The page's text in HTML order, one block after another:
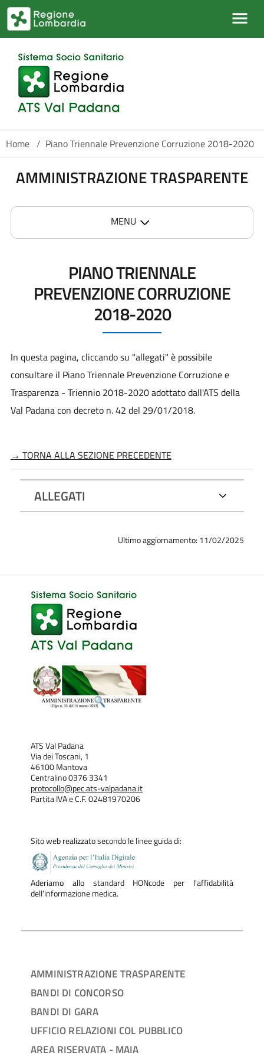
Salta al contenuto principale
Home / Piano Triennale Prevenzione Corruzione 2018-2020
AMMINISTRAZIONE TRASPARENTE
MENU
PIANO TRIENNALE
PREVENZIONE CORRUZIONE
2018-2020
In questa pagina, cliccando su "allegati" è possibile
consultare il Piano Triennale Prevenzione Corruzione e
Trasparenza - Triennio 2018-2020 adottato dall'ATS della
Val Padana con decreto n. 42 del 29/01/2018.
→ TORNA ALLA SEZIONE PRECEDENTE
ALLEGATI
Ultimo aggiornamento: 11/02/2025
ATS Val Padana
Via dei Toscani, 1
46100 Mantova
Centralino 0376 3341
protocollo@pec.ats-valpadana.it
Partita IVA e C.F. 02481970206
Sito web realizzato secondo le linee guida di:
Aderiamo allo standard HONcode per l'affidabilità
dell'informazione medica.
AMMINISTRAZIONE TRASPARENTE
BANDI DI CONCORSO
BANDI DI GARA
UFFICIO RELAZIONI COL PUBBLICO
AREA RISERVATA - MAIA